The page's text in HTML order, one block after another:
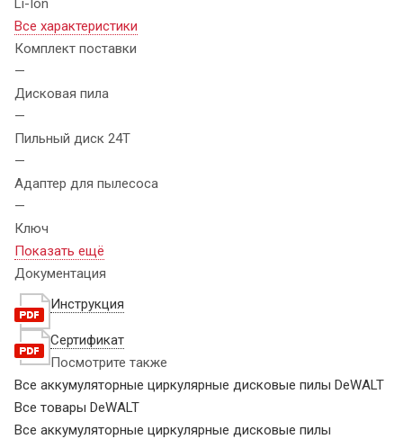
Все характеристики
Комплект поставки
—
Дисковая пила
—
Пильный диск 24Т
—
Адаптер для пылесоса
—
Ключ
Показать ещё
Документация
Инструкция
Сертификат
Посмотрите также
Все аккумуляторные циркулярные дисковые пилы DeWALT
Все товары DeWALT
Все аккумуляторные циркулярные дисковые пилы